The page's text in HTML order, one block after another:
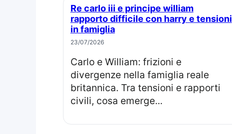
Re carlo iii e principe william
rapporto difficile con harry e tensioni
in famiglia
23/07/2026
Carlo e William: frizioni e
divergenze nella famiglia reale
britannica. Tra tensioni e rapporti
civili, cosa emerge...